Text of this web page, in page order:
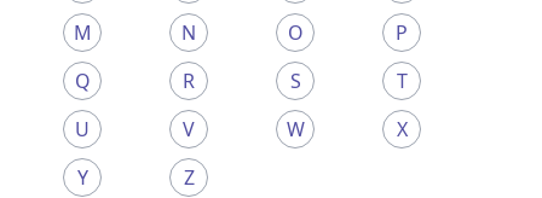
M
N O
P
Q
R S
T
U
V W
X
Y
Z